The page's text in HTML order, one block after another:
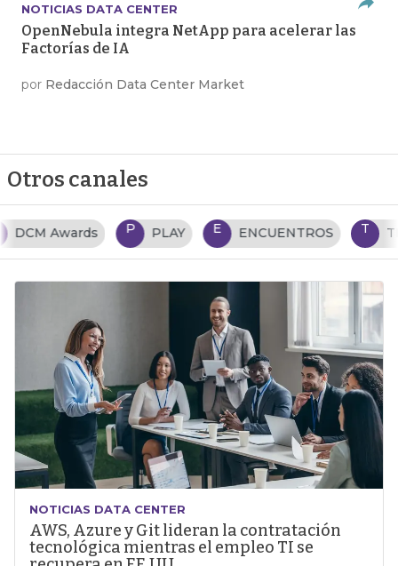
NOTICIAS DATA CENTER
OpenNebula integra NetApp para acelerar las
Factorías de IA
por Redacción Data Center Market
Otros canales
P PLAY E ENCUENTROS T TENDENCIAS TI
NOTICIAS DATA CENTER
AWS, Azure y Git lideran la contratación
tecnológica mientras el empleo TI se